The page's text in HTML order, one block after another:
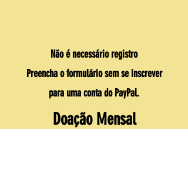
Não é necessário registro
Preencha o formulário sem se inscrever
para uma conta do PayPal.
Doação Mensal